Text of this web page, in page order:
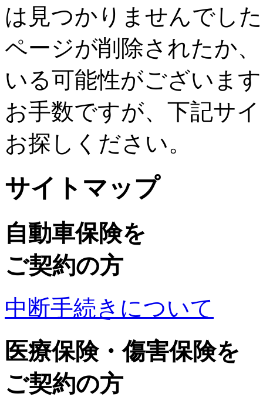
は見つかりませんでし
ページが削除されたか
いる可能性がございま
お手数ですが、下記サ
お探しください。
サイトマップ
自動車保険を
ご契約の方
中断手続きについて
医療保険・傷害保険を
ご契約の方